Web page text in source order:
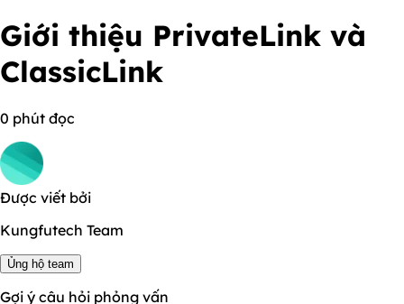
Giới thiệu PrivateLink và
ClassicLink
0 phút đọc
Được viết bởi
Kungfutech Team
Ủng hộ team
Gợi ý câu hỏi phỏng vấn